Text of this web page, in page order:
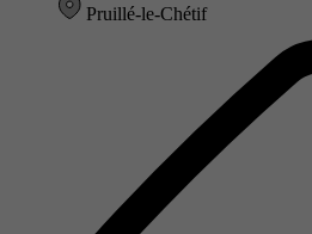
Pruillé-le-Chétif